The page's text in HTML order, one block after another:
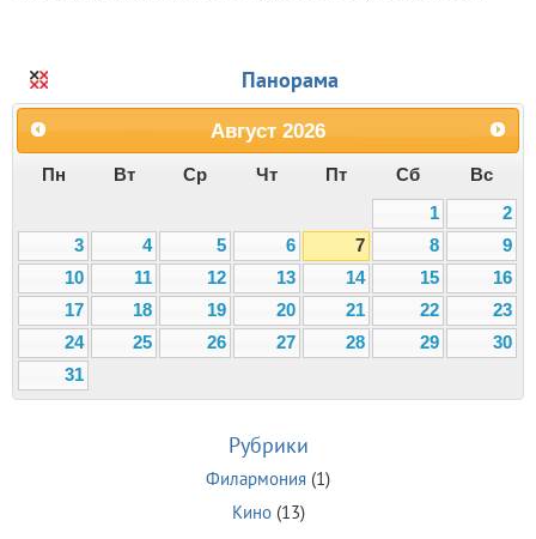
Панорама
Август 2026
Пн Вт Ср Чт Пт Сб
Вс
1
2
3
4 5 6 7 8
9
10
11 12 13 14 15
16
17
18 19 20 21 22
23
24
25 26 27 28 29
30
31
Рубрики
Филармония (1)
Кино(13)